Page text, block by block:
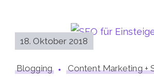
18. Oktober 2018
Blogging Content Marketing +